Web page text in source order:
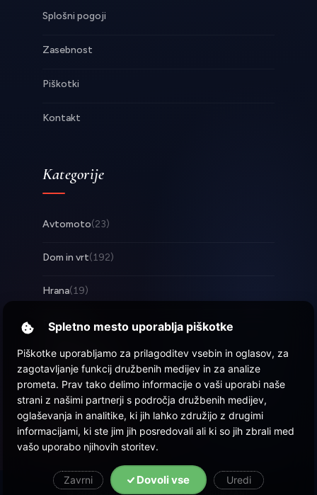
Splošni pogoji
Zasebnost
Piškotki
Kontakt
Kategorije
Avtomoto(23)
Dom in vrt(192)
Hrana(19)
Posel(253)
Tehnologija(17)
Zabava(58)
Zdravje(22)
Spletno mesto uporablja piškotke
Piškotke uporabljamo za prilagoditev vsebin in oglasov, za
zagotavljanje funkcij družbenih medijev in za analize
prometa. Prav tako delimo informacije o vaši uporabi naše
strani z našimi partnerji s področja družbenih medijev,
oglaševanja in analitike, ki jih lahko združijo z drugimi
informacijami, ki ste jim jih posredovali ali ki so jih zbrali med
vašo uporabo njihovih storitev.
Zavrni Dovoli vse Uredi